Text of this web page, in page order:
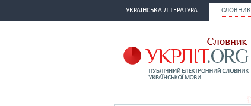
УКРАЇНСЬКА ЛІТЕРАТУРА СЛОВНИК